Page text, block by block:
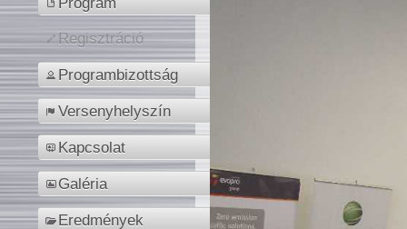
Regisztráció
Programbizottság
Versenyhelyszín
Kapcsolat
Galéria
Eredmények